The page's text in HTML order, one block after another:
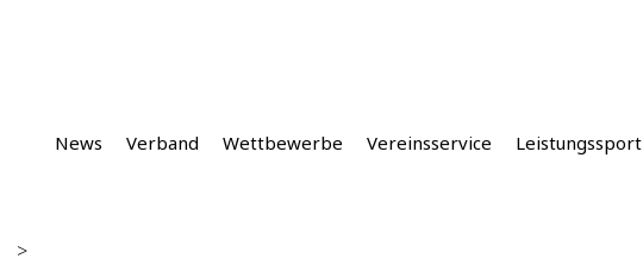
News Verband Wettbewerbe Vereinsservice Leistungssport
>